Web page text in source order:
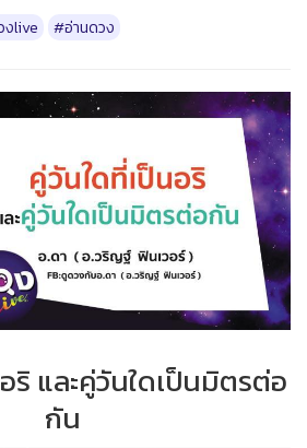
live #อ่านดวง
ริ และคู่วันใดเป็นมิตรต่อ
กัน